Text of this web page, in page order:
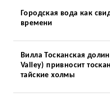
Городская вода как
времени
Вилла Тосканская
Valley) привносит
тайские холмы